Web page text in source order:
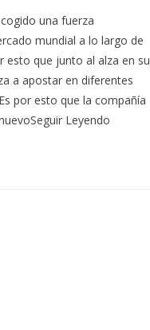
una fuerza
mundial a lo largo de
esto que junto al alza en su
a apostar en diferentes
por esto que la compañía
Leyendo